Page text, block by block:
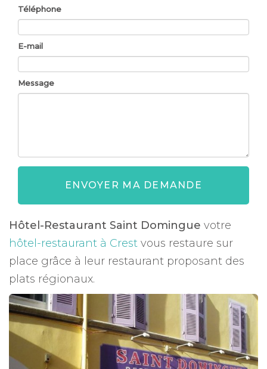
Téléphone
E-mail
Message
ENVOYER MA DEMANDE
Hôtel-Restaurant Saint Domingue votre
hôtel-restaurant à Crest vous restaure sur
place grâce à leur restaurant proposant des
plats régionaux.